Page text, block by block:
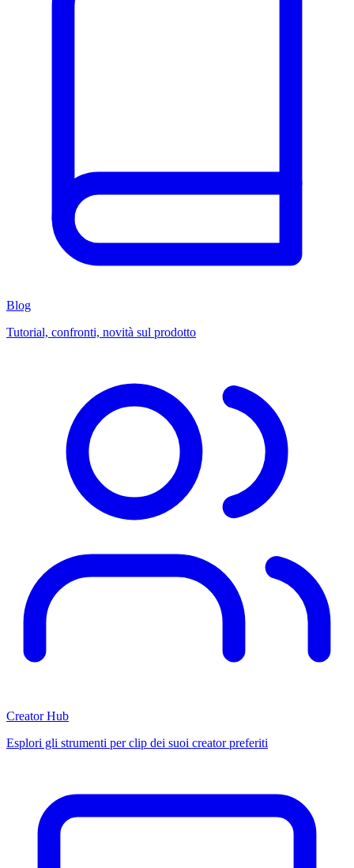
Blog
Tutorial, confronti, novità sul prodotto
Creator Hub
Esplori gli strumenti per clip dei suoi creator preferiti